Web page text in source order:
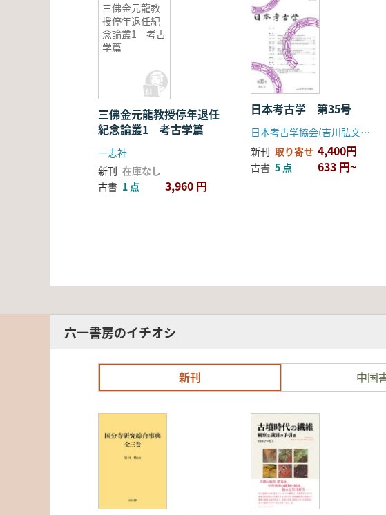
三佛金元龍教
授停年退任紀
念論叢1 考古
学篇
三佛金元龍教授停年退任
紀念論叢1 考古学篇
一志社
新刊 在庫なし
古書 1 点 3,960 円
日本考古学 第35号
日本考古学協会(吉川弘文館)
新刊 取り寄せ 4,400円
古書 5 点 633 円~
六一書房のイチオシ
新刊 中国